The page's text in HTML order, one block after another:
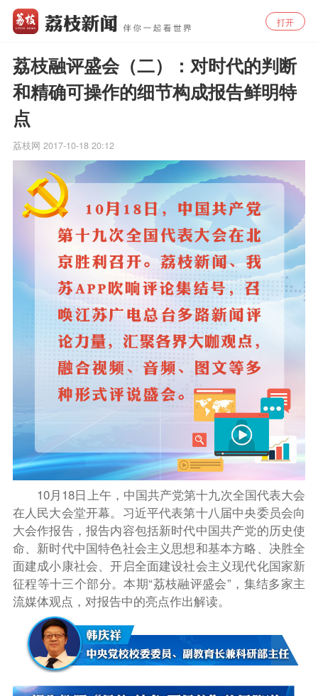
打开
荔枝融评盛会（二）：对时代的判断
和精确可操作的细节构成报告鲜明特
点
荔枝网 2017-10-18 20:12
10月18日上午，中国共产党第十九次全国代表大会
在人民大会堂开幕。习近平代表第十八届中央委员会向
大会作报告，报告内容包括新时代中国共产党的历史使
命、新时代中国特色社会主义思想和基本方略、决胜全
面建成小康社会、开启全面建设社会主义现代化国家新
征程等十三个部分。本期“荔枝融评盛会”，集结多家主
流媒体观点，对报告中的亮点作出解读。